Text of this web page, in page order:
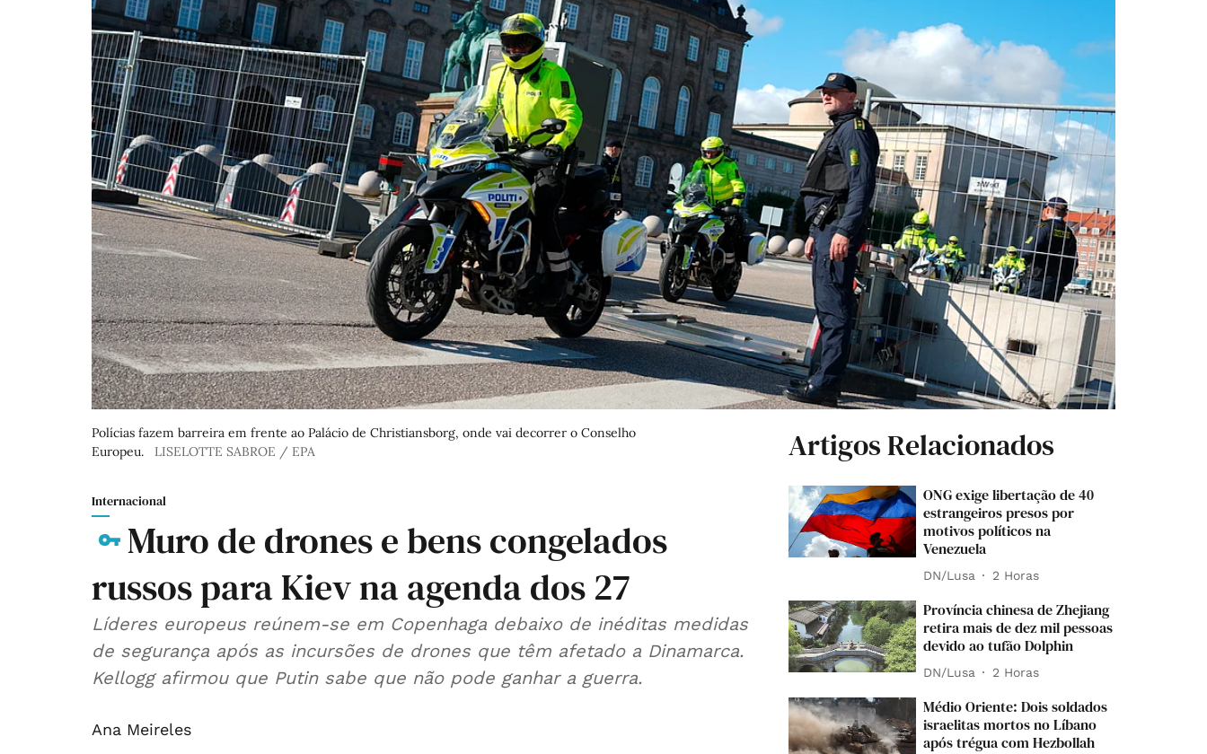
Polícias fazem barreira em frente ao Palácio de Christiansborg, onde vai decorrer o Conselho
Europeu.
LISELOTTE SABROE / EPA
Internacional
Muro de drones e bens congelados
russos para Kiev na agenda dos 27
Líderes europeus reúnem-se em Copenhaga debaixo de inéditas medidas
de segurança após as incursões de drones que têm afetado a Dinamarca.
Kellogg afirmou que Putin sabe que não pode ganhar a guerra.
Ana Meireles
Artigos Relacionados
ONG exige libertação de 40
estrangeiros presos por
motivos políticos na
Venezuela
DN/Lusa 2 Horas
Província chinesa de Zhejiang
retira mais de dez mil pessoas
devido ao tufão Dolphin
DN/Lusa 2 Horas
Médio Oriente: Dois soldados
israelitas mortos no Líbano
após trégua com Hezbollah